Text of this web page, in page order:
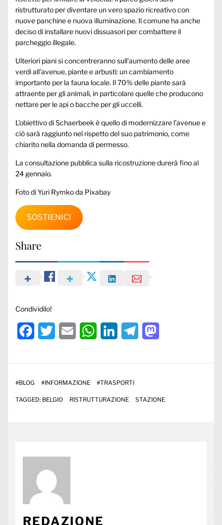
ristrutturato per diventare un vero spazio ricreativo con
nuove panchine e nuova illuminazione. Il comune ha anche
deciso di installare nuovi dissuasori per combattere il
parcheggio illegale.
Ulteriori piani si concentreranno sull’aumento delle aree
verdi all’avenue, piante e arbusti: un cambiamento
importante per la fauna locale. Il 70% delle piante sarà
attraente per gli animali, in particolare quelle che producono
nettare per le api o bacche per gli uccelli.
L’obiettivo di Schaerbeek è quello di modernizzare l’avenue e
ciò sarà raggiunto nel rispetto del suo patrimonio, come
chiarito nella domanda di permesso.
La consultazione pubblica sulla ricostruzione durerà fino al
24 gennaio.
Foto di Yuri Rymko da Pixabay
SOSTIENICI
Share
Condividilo!
Facebook
Twitter Email WhatsAppLinkedInTelegram
#BLOG #INFORMAZIONE #TRASPORTI
TAGGED: BELGIO RISTRUTTURAZIONE STAZIONE
REDAZIONE